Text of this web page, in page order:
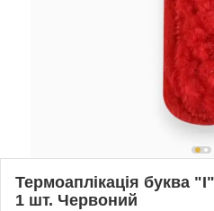
Термоаплікація буква
1 шт. Червоний